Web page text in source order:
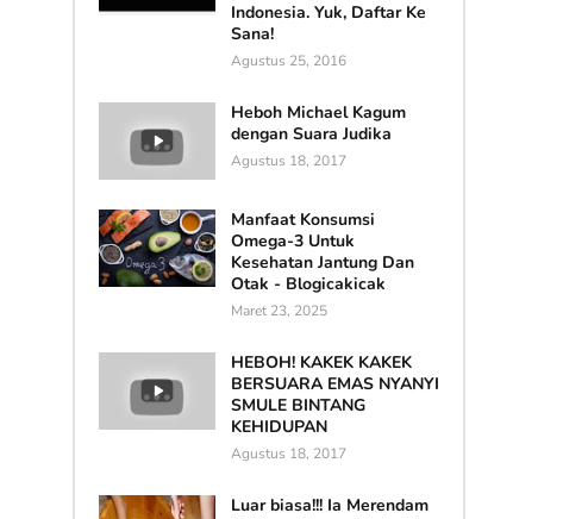
Indonesia. Yuk, Daftar Ke
Sana!
Agustus 25, 2016
Heboh Michael Kagum
dengan Suara Judika
Agustus 18, 2017
Manfaat Konsumsi
Omega-3 Untuk
Kesehatan Jantung Dan
Otak - Blogicakicak
Maret 23, 2025
HEBOH! KAKEK KAKEK
BERSUARA EMAS NYANYI
SMULE BINTANG
KEHIDUPAN
Agustus 18, 2017
Luar biasa!!! Ia Merendam